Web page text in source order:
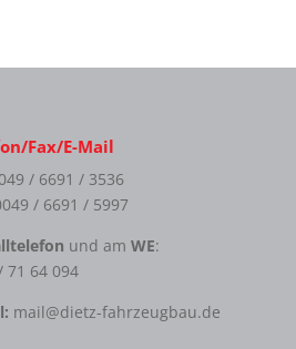
Fax/E-Mail
/ 6691 / 3536
/ 6691 / 5997
und am WE:
71 64 094
mail@dietz-fahrzeugbau.de